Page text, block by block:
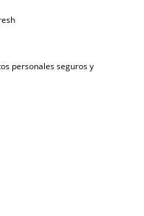
personales seguros y